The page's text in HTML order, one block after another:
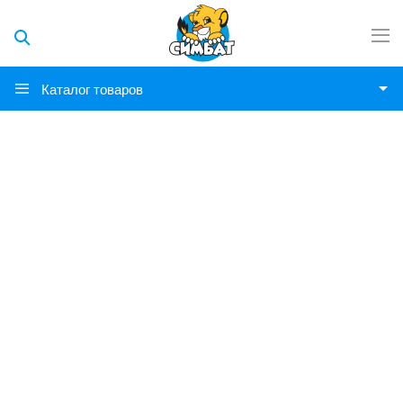
Каталог товаров